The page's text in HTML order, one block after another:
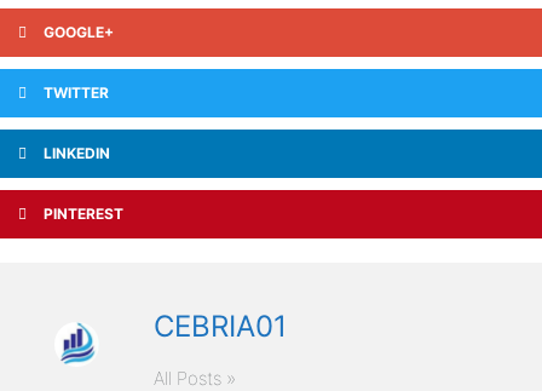
GOOGLE+
TWITTER
LINKEDIN
PINTEREST
CEBRIA01
All Posts »